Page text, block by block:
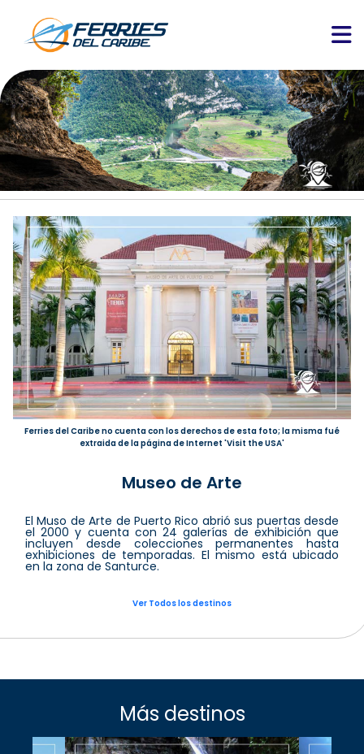
Ferries del Caribe no cuenta con los derechos de esta foto; la misma fué
extraida de la página de Internet 'Visit the USA'
Museo de Arte
El Muso de Arte de Puerto Rico abrió sus puertas desde
el 2000 y cuenta con 24 galerías de exhibición que
incluyen desde colecciones permanentes hasta
exhibiciones de temporadas. El mismo está ubicado
en la zona de Santurce.
Ver Todos los destinos
Más destinos